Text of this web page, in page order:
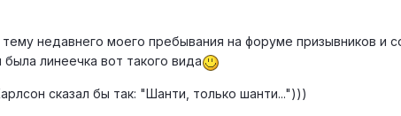
недавнего моего пребывания на форуме призывников и
линеечка вот такого вида
сказал бы так: "Шанти, только шанти...")))